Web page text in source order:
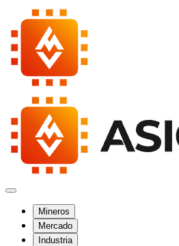
Mineros
Mercado
Industria